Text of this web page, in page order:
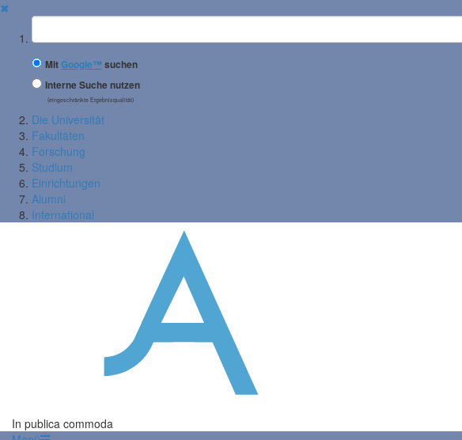
✖
Suchbegriff
MitGoogle™ suchen
Interne Suche nutzen
(eingeschränkte Ergebnisqualität)
Die Universität
Fakultäten
Forschung
Studium
Einrichtungen
Alumni
International
In publica commoda